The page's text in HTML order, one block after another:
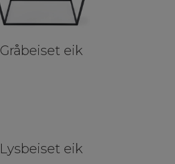
Gråbeiset eik
Lysbeiset eik